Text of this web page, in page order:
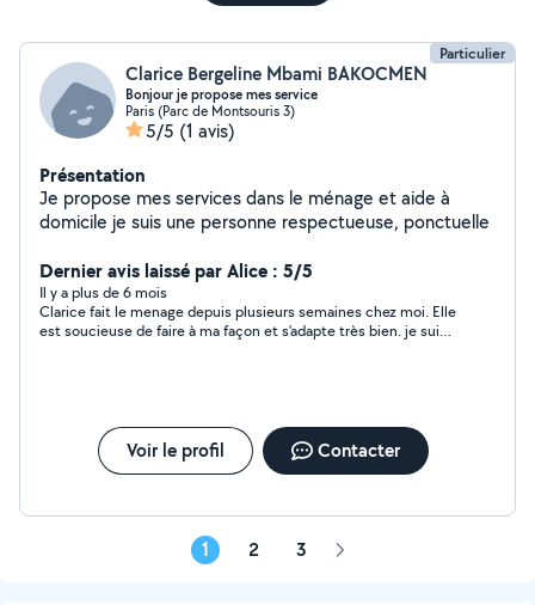
Particulier
Clarice Bergeline Mbami BAKOCMEN
Bonjour je propose mes service
Paris (Parc de Montsouris 3)
5/5 (1 avis)
Présentation
Je propose mes services dans le ménage et aide à
domicile je suis une personne respectueuse, ponctuelle
Dernier avis laissé par Alice : 5/5
Il y a plus de 6 mois
Clarice fait le menage depuis plusieurs semaines chez moi. Elle
est soucieuse de faire à ma façon et s'adapte très bien. je suis
Voir le profil Contacter
1 2 3 Page